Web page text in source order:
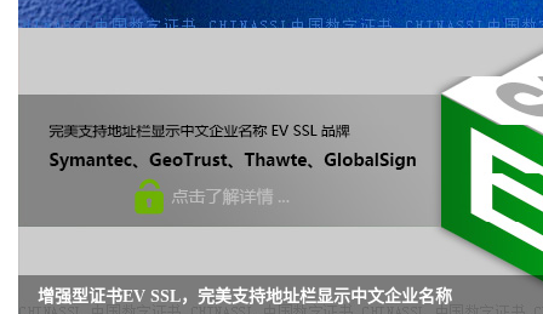
增强型证书EV SSL，完美支持地址栏显示中文企业名称